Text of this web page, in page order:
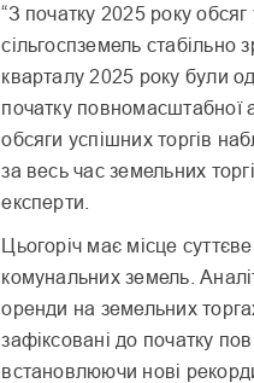
“З початку 2025 року
сільгоспземель
кварталу 2025 року були
початку повномасштабної
обсяги успішних торгів
за весь час земельних
експерти.
Цьогоріч має місце
комунальних земель.
оренди на земельних
зафіксовані до початку
встановлюючи нові